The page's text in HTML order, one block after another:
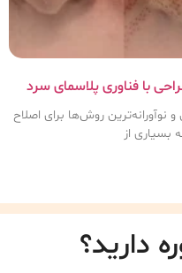
با فناوری پلاسمای سرد
روش‌ها برای اصلاح
بسیاری از
دارید؟